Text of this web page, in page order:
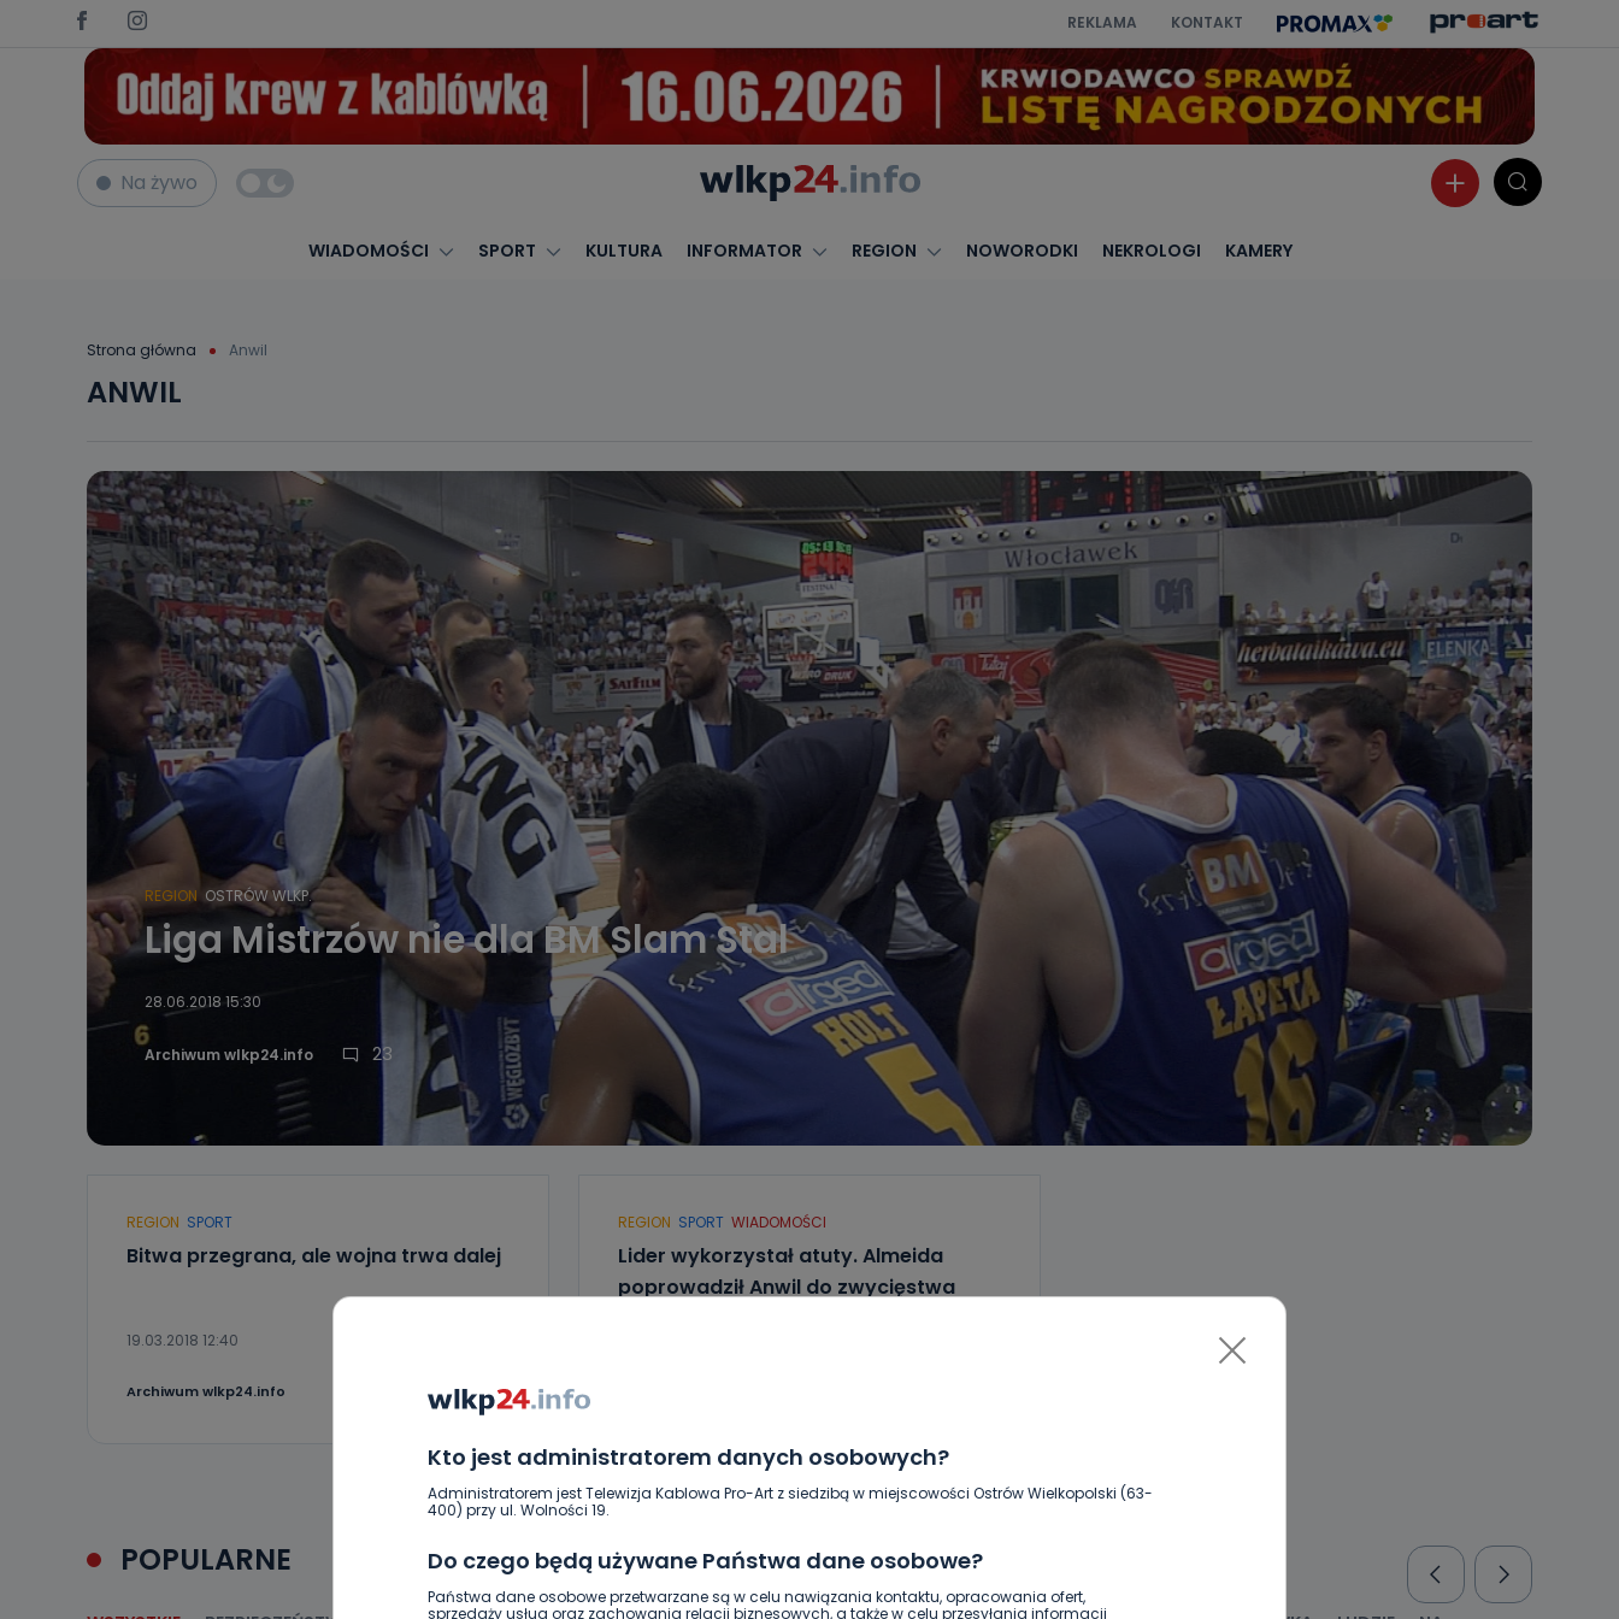
REKLAMA KONTAKT
Na żywo
WIADOMOŚCI SPORT KULTURA INFORMATOR REGION NOWORODKI NEKROLOGI KAMERY
Strona główna Anwil
Kto jest administratorem danych osobowych?
Administratorem jest Telewizja Kablowa Pro-Art z siedzibą w miejscowości Ostrów Wielkopolski (63-
400) przy ul. Wolności 19.
Do czego będą używane Państwa dane osobowe?
Państwa dane osobowe przetwarzane są w celu nawiązania kontaktu, opracowania ofert,
sprzedaży usług oraz zachowania relacji biznesowych, a także w celu przesyłania informacji
ANWIL
REGION OSTRÓW WLKP.
Liga Mistrzów nie dla BM Slam Stal
28.06.2018 15:30
Archiwum wlkp24.info 23
REGION SPORT
Bitwa przegrana, ale wojna trwa dalej
19.03.2018 12:40
Archiwum wlkp24.info 3
REGION SPORT WIADOMOŚCI
Lider wykorzystał atuty. Almeida
poprowadził Anwil do zwycięstwa
POPULARNE